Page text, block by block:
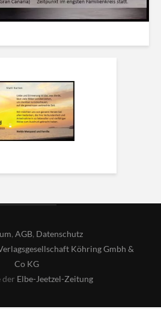
, AGB, Datenschutz
Köhring Gmbh &
Co KG
der Elbe-Jeetzel-Zeitung